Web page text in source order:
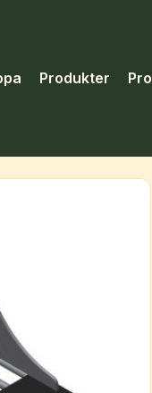
Produkter